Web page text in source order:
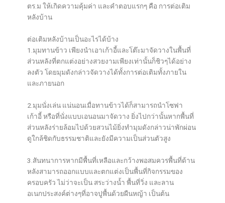
ตร.ม ให้เกิดความคุ้มค่า และคำตอบแรกๆ คือ การต่อเติม
หลังบ้าน
ต่อเติมหลังบ้านเป็นอะไรได้บ้าง
1.มุมทานข้าว เพียงนำเอาเก้าอี้และโต๊ะมาจัดวางในพื้นที่
ส่วนหลังที่ตกแต่งอย่างสวยงามเพียงเท่านั้นก็ชิวๆได้อย่าง
ลงตัว โดยมุมดังกล่าวจัดวางได้ทั้งการต่อเติมทั้งภายใน
และภายนอก
2.มุมนั่งเล่น แน่นอนเมื่อทานข้าวได้ก็สามารถนำโซฟา
เก้าอี้ หรือที่นั่งแบบเอนอนมาจัดวาง ยิ่งไปกว่านั้นหากพื้นที่
ส่วนหลังร่ายล้อมไปด้วยสวนไม้ยิ่งทำมุมดังกล่าวน่าพักผ่อน
ดูใกล้ชิดกับธรรมชาติและยังมีความเป็นส่วนตัวสูง
3.สันทนาการหากมีพื้นที่เหลือและกว้างพอสมควรพื้นที่ด้าน
หลังสามารถออกแบบและตกแต่งเป็นพื้นที่กิจกรรมของ
ครอบครัว ไม่ว่าจะเป็น สระว่างน้ำ พื้นที่วิ่ง และลาน
อเนกประสงค์ต่างๆที่อาจปูพื้นด้วยผืนหญ้า เป็นต้น